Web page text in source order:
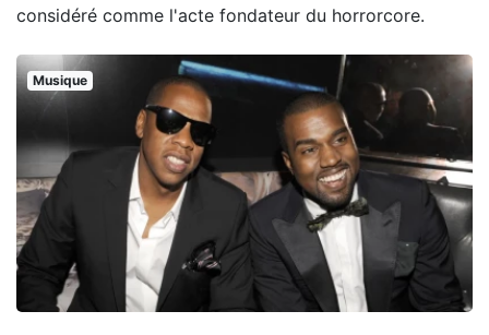
considéré comme l'acte fondateur du horrorcore.
Musique